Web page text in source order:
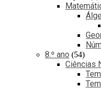
8.º ano 54
Ciências